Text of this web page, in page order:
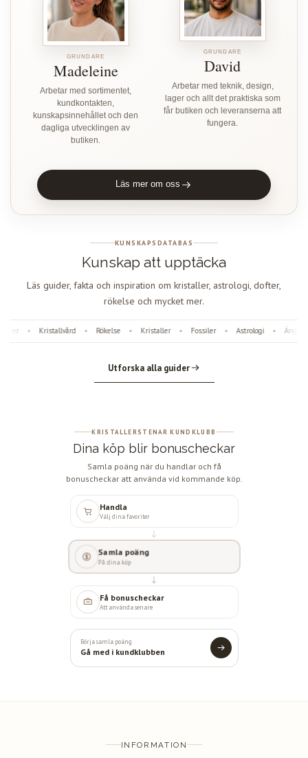
GRUNDARE
Madeleine
Arbetar med sortimentet,
kundkontakten,
kunskapsinnehållet och den
dagliga utvecklingen av
butiken.
GRUNDARE
David
Arbetar med teknik, design,
lager och allt det praktiska som
får butiken och leveranserna att
fungera.
Läs mer om oss
KUNSKAPSDATABAS
Kunskap att upptäcka
Läs guider, fakta och inspiration om kristaller, astrologi, dofter,
rökelse och mycket mer.
Kristallvård Rökelse Kristaller Fossiler Astrologi
Utforska alla guider
KRISTALLERSTENAR KUNDKLUBB
Dina köp blir bonuscheckar
Samla poäng när du handlar och få
bonuscheckar att använda vid kommande köp.
Handla
Välj dina favoriter
Samla poäng
På dina köp
Få bonuscheckar
Att använda senare
Börja samla poäng
Gå med i kundklubben
INFORMATION